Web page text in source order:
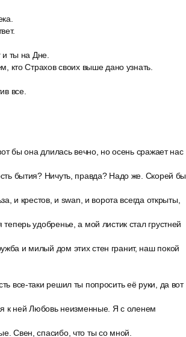
и ты на Дне.
кто Страхов своих выше дано узнать.
все.
бы она длилась вечно, но осень сражает нас
бытия? Ничуть, правда? Надо же. Скорей бы
и крестов, и swan, и ворота всегда открыты,
удобренье, а мой листик стал грустней
и милый дом этих стен гранит, наш покой
все-таки решил ты попросить её руки, да вот
к ней Любовь неизменные. Я с оленем
Свен, спасибо, что ты со мной.